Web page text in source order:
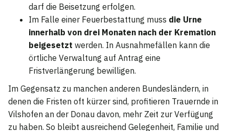
darf die Beisetzung erfolgen.
Im Falle einer Feuerbestattung muss die Urne
innerhalb von drei Monaten nach der Kremation
beigesetzt werden. In Ausnahmefällen kann die
örtliche Verwaltung auf Antrag eine
Fristverlängerung bewilligen.
Im Gegensatz zu manchen anderen Bundesländern, in
denen die Fristen oft kürzer sind, profitieren Trauernde in
Vilshofen an der Donau davon, mehr Zeit zur Verfügung
zu haben. So bleibt ausreichend Gelegenheit, Familie und